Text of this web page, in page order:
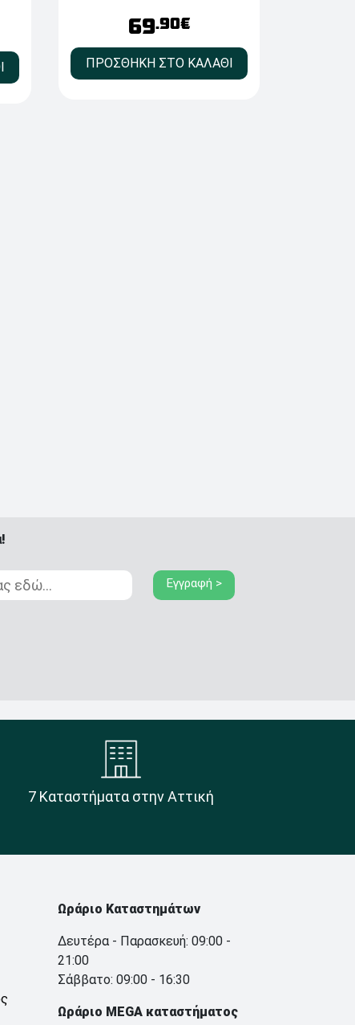
69.90€
ΠΡΟΣΘΗΚΗ ΣΤΟ ΚΑΛΑΘΙ
Εγγραφή >
7 Καταστήματα στην Αττική
Ωράριο Καταστημάτων
Δευτέρα - Παρασκευή: 09:00 -
21:00
Σάββατο: 09:00 - 16:30
Ωράριο MEGA καταστήματος